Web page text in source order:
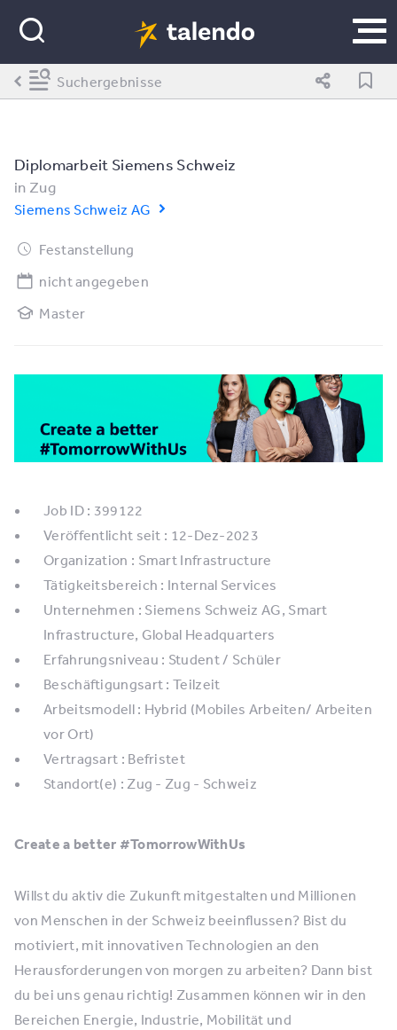
Diplomarbeit Siemens Schweiz
in Zug
Siemens Schweiz AG
Festanstellung
nicht angegeben
Master
Job ID : 399122
Veröffentlicht seit : 12-Dez-2023
Organization : Smart Infrastructure
Tätigkeitsbereich : Internal Services
Unternehmen : Siemens Schweiz AG, Smart
Infrastructure, Global Headquarters
Erfahrungsniveau : Student / Schüler
Beschäftigungsart : Teilzeit
Arbeitsmodell : Hybrid (Mobiles Arbeiten/ Arbeiten
vor Ort)
Vertragsart : Befristet
Standort(e) : Zug - Zug - Schweiz
Create a better #TomorrowWithUs
Willst du aktiv die Zukunft mitgestalten und Millionen
von Menschen in der Schweiz beeinflussen? Bist du
motiviert, mit innovativen Technologien an den
Herausforderungen von morgen zu arbeiten? Dann bist
du bei uns genau richtig! Zusammen können wir in den
Bereichen Energie, Industrie, Mobilität und
Suchergebnisse